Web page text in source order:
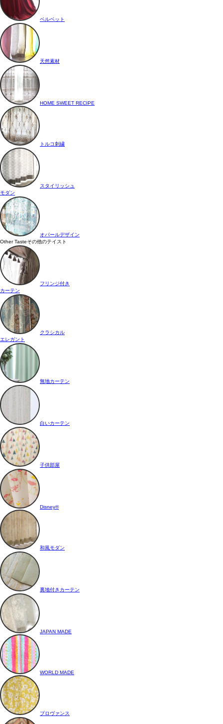
ベルベット
天然素材
HOME SWEET RECIPE
トルコ刺繍
スタイリッシュ
モダン
オパールデザイン
Other Tasteその他のテイスト
フリンジ付き
カーテン
クラシカル
エレガント
無地カーテン
白いカーテン
子供部屋
Disney®
和風モダン
裏地付きカーテン
JAPAN MADE
WORLD MADE
プロヴァンス